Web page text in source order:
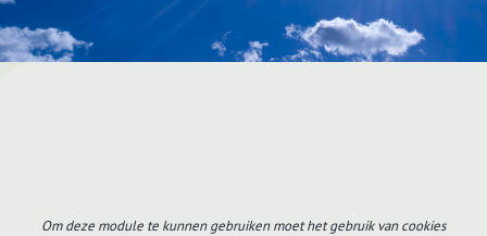
Om deze module te kunnen gebruiken moet het gebruik van cookies